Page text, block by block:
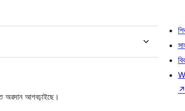
আগবঢ়াইছে।
↗